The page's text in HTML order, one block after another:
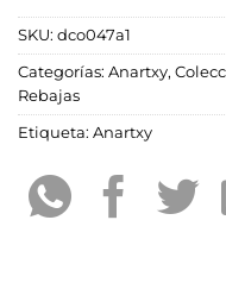
SKU: dco047a1
Categorías: Anartxy,
Rebajas
Etiqueta: Anartxy